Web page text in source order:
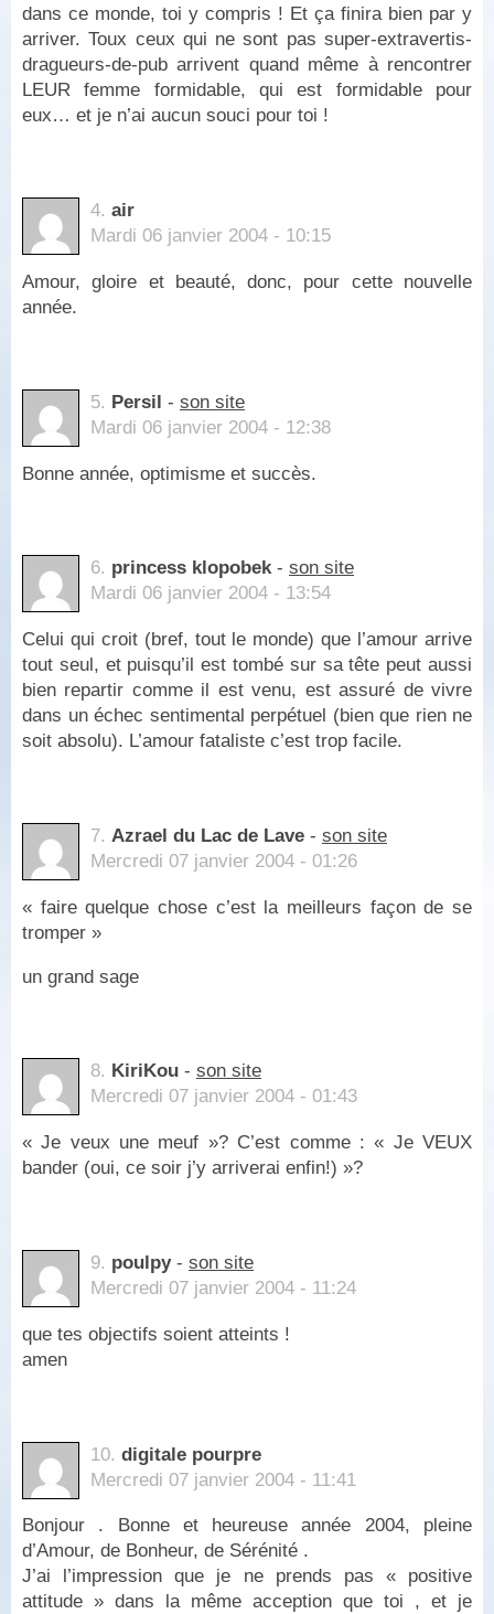
dans ce monde, toi y compris ! Et ça finira bien par y
arriver. Toux ceux qui ne sont pas super-extravertis-
dragueurs-de-pub arrivent quand même à rencontrer
LEUR femme formidable, qui est formidable pour
eux… et je n’ai aucun souci pour toi !
4. air
Mardi 06 janvier 2004 - 10:15
Amour, gloire et beauté, donc, pour cette nouvelle
année.
5. Persil - son site
Mardi 06 janvier 2004 - 12:38
Bonne année, optimisme et succès.
6. princess klopobek- son site
Mardi 06 janvier 2004 - 13:54
Celui qui croit (bref, tout le monde) que l’amour arrive
tout seul, et puisqu’il est tombé sur sa tête peut aussi
bien repartir comme il est venu, est assuré de vivre
dans un échec sentimental perpétuel (bien que rien ne
soit absolu). L’amour fataliste c’est trop facile.
7. Azrael du Lac de Lave - son site
Mercredi 07 janvier 2004 - 01:26
« faire quelque chose c’est la meilleurs façon de se
tromper »
un grand sage
8. KiriKou - son site
Mercredi 07 janvier 2004 - 01:43
« Je veux une meuf »? C’est comme : « Je VEUX
bander (oui, ce soir j’y arriverai enfin!) »?
9. poulpy- son site
Mercredi 07 janvier 2004 - 11:24
que tes objectifs soient atteints !
amen
10. digitale pourpre
Mercredi 07 janvier 2004 - 11:41
Bonjour . Bonne et heureuse année 2004, pleine
d’Amour, de Bonheur, de Sérénité .
J’ai l’impression que je ne prends pas « positive
attitude » dans la même acception que toi , et je